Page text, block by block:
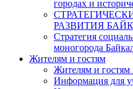
городах и
РАЗВИТИЯ
Стратегия
моногорода
Жителям и гостям
Жителям и гостям
Информация для